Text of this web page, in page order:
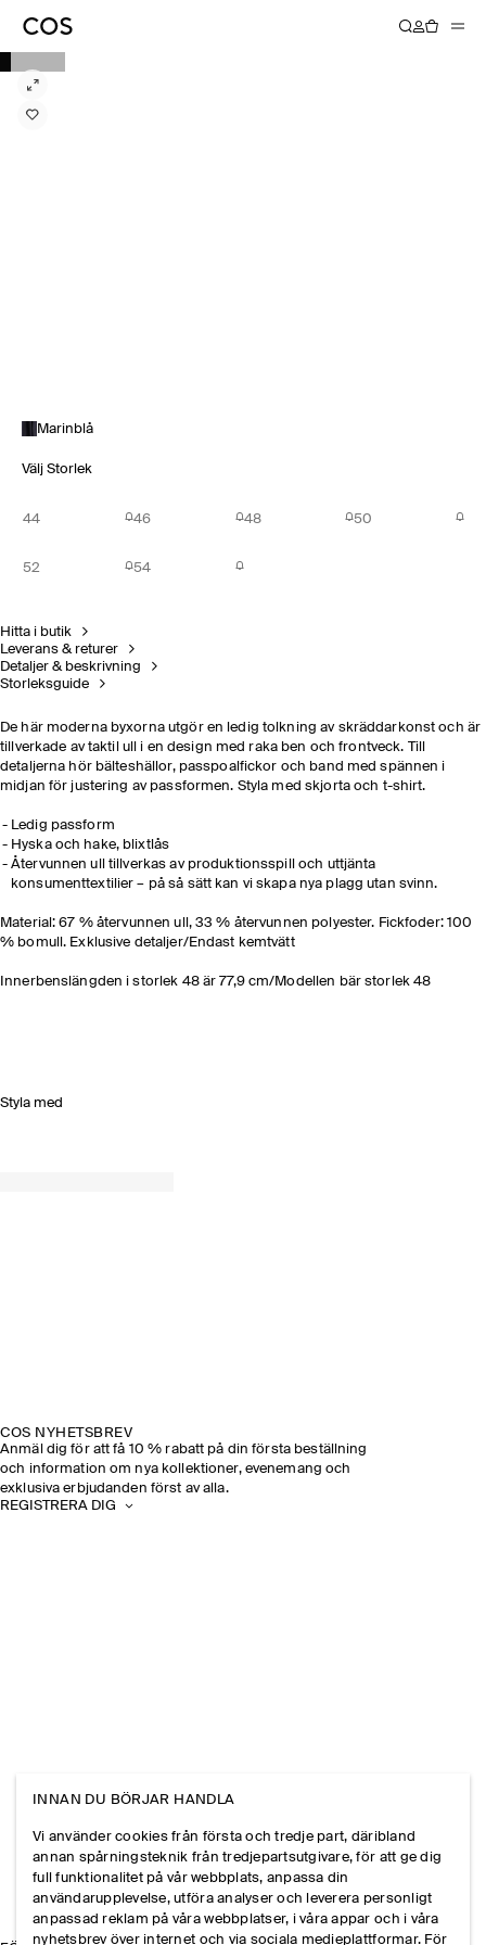
Marinblå
Välj Storlek
44 46 48 50
52 54
Hitta i butik
Leverans & returer
Detaljer & beskrivning
Storleksguide
De här moderna byxorna utgör en ledig tolkning av skräddarkonst och är
tillverkade av taktil ull i en design med raka ben och frontveck. Till
detaljerna hör bälteshällor, passpoalfickor och band med spännen i
midjan för justering av passformen. Styla med skjorta och t-shirt.
Ledig passform
Hyska och hake, blixtlås
Återvunnen ull tillverkas av produktionsspill och uttjänta
konsumenttextilier – på så sätt kan vi skapa nya plagg utan svinn.
Material: 67 % återvunnen ull, 33 % återvunnen polyester. Fickfoder: 100
% bomull. Exklusive detaljer/Endast kemtvätt
Innerbenslängden i storlek 48 är 77,9 cm/Modellen bär storlek 48
Styla med
COS NYHETSBREV
Anmäl dig för att få 10 % rabatt på din första beställning
och information om nya kollektioner, evenemang och
exklusiva erbjudanden först av alla.
REGISTRERA DIG
INNAN DU BÖRJAR HANDLA
Vi använder cookies från första och tredje part, däribland
annan spårningsteknik från tredjepartsutgivare, för att ge dig
full funktionalitet på vår webbplats, anpassa din
användarupplevelse, utföra analyser och leverera personligt
anpassad reklam på våra webbplatser, i våra appar och i våra
nyhetsbrev över internet och via sociala medieplattformar. För